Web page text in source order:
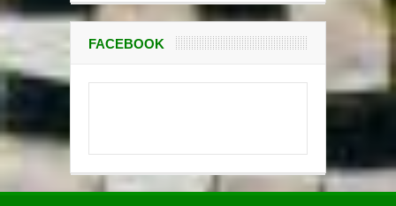
FACEBOOK